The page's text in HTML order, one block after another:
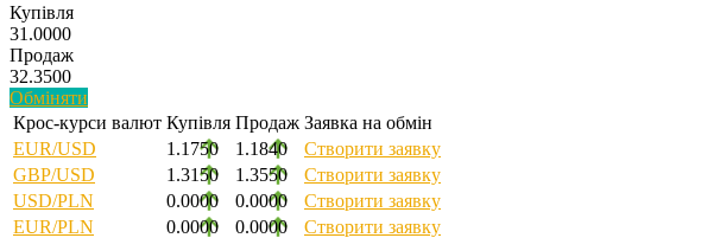
Купівля
31.0000
Продаж
32.3500
Обміняти
Крос-курси валют Купівля Продаж Заявка на обмін
EUR/USD
1.1750 1.1840
Створити заявку
GBP/USD
1.3150 1.3550
Створити заявку
USD/PLN
0.0000 0.0000
Створити заявку
EUR/PLN
0.0000 0.0000
Створити заявку